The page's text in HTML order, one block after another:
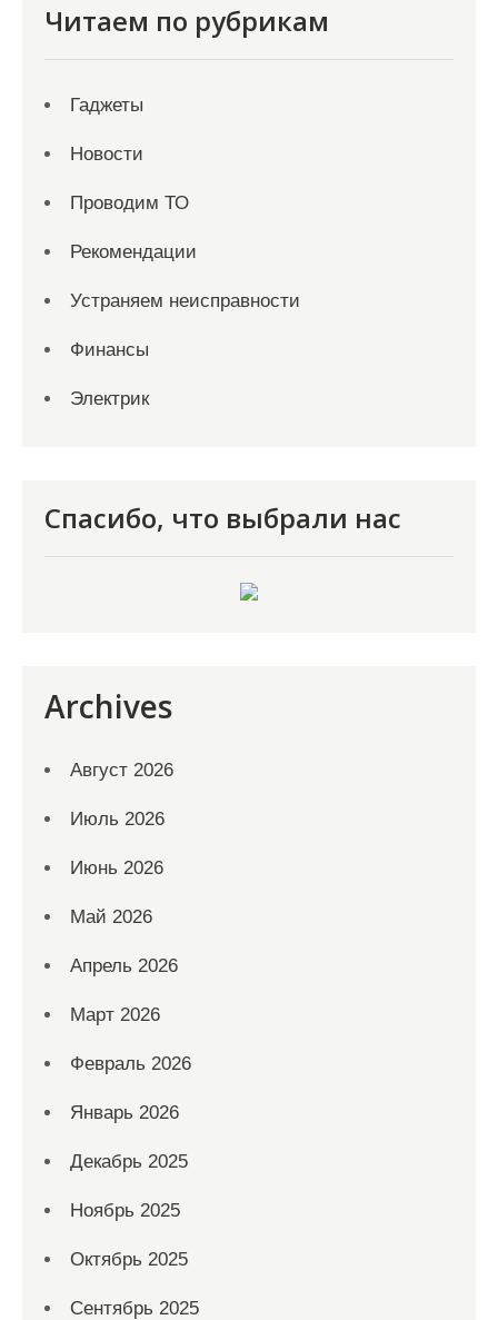
Читаем по рубрикам
Гаджеты
Новости
Проводим ТО
Рекомендации
Устраняем неисправности
Финансы
Электрик
Спасибо, что выбрали нас
Archives
Август 2026
Июль 2026
Июнь 2026
Май 2026
Апрель 2026
Март 2026
Февраль 2026
Январь 2026
Декабрь 2025
Ноябрь 2025
Октябрь 2025
Сентябрь 2025